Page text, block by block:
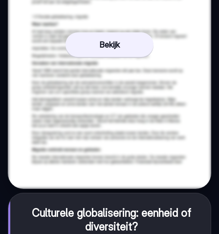
Bekijk
Culturele globalisering: eenheid of
diversiteit?